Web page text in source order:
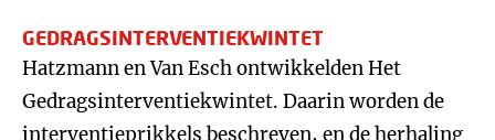
GEDRAGSINTERVENTIEKWINTET
Hatzmann en Van Esch ontwikkelden Het
Gedragsinterventiekwintet. Daarin worden de
interventieprikkels beschreven, en de herhaling